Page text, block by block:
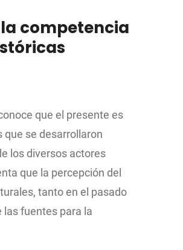
competencia
que el presente es
que se desarrollaron
los diversos actores
que la percepción del
tanto en el pasado
fuentes para la